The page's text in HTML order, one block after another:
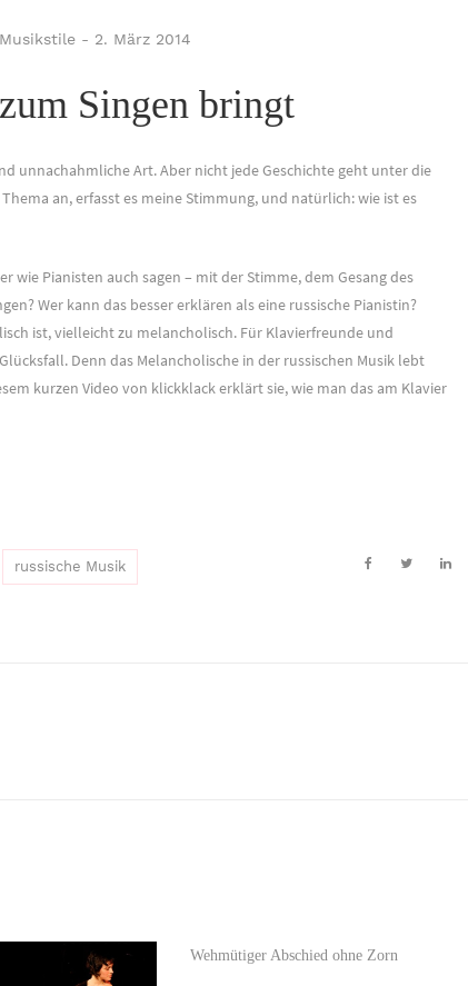
Musikstile - 2. März 2014
Singen bringt
unnachahmliche Art. Aber nicht jede Geschichte geht unter die
an, erfasst es meine Stimmung, und natürlich: wie ist es
wie Pianisten auch sagen – mit der Stimme, dem Gesang des
Wer kann das besser erklären als eine russische Pianistin?
ist, vielleicht zu melancholisch. Für Klavierfreunde und
Denn das Melancholische in der russischen Musik lebt
kurzen Video von klickklack erklärt sie, wie man das am Klavier
russische Musik
Wehmütiger Abschied ohne Zorn